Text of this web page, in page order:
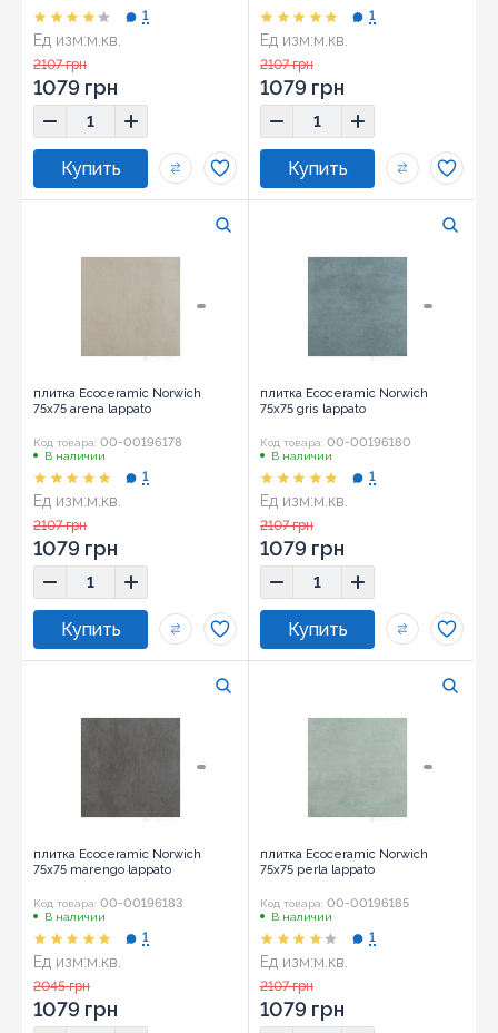
Ед изм:м.кв.
Размер:
1
2107 грн
1079 грн
Ед изм:м.кв.
Размер:
1
2107 грн
1079 грн
плитка Ecoceramic Norwich
75x75 arena lappato
Код товара: 00-00196178
В наличии
Ед изм:м.кв.
Размер:
1
2107 грн
1079 грн
плитка Ecoceramic Norwich
75x75 gris lappato
Код товара: 00-00196180
В наличии
Ед изм:м.кв.
Размер:
1
2107 грн
1079 грн
плитка Ecoceramic Norwich
75x75 marengo lappato
Код товара: 00-00196183
В наличии
Ед изм:м.кв.
Размер:
1
2045 грн
1079 грн
плитка Ecoceramic Norwich
75x75 perla lappato
Код товара: 00-00196185
В наличии
Ед изм:м.кв.
Размер:
1
2107 грн
1079 грн